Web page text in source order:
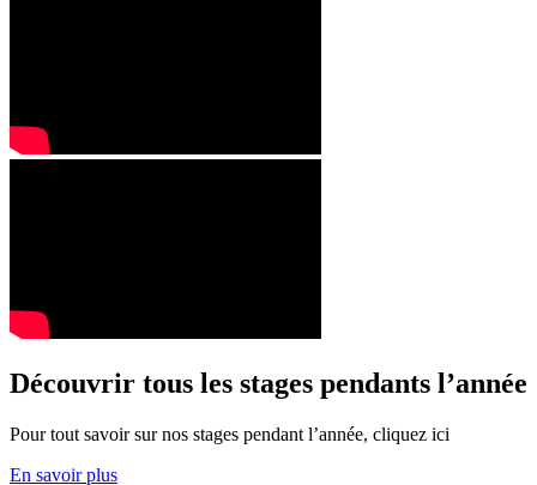
Découvrir tous les stages pendants l’année
Pour tout savoir sur nos stages pendant l’année, cliquez ici
En savoir plus